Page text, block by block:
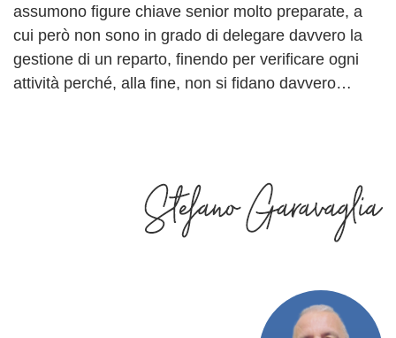
assumono figure chiave senior molto preparate, a
cui però non sono in grado di delegare davvero la
gestione di un reparto, finendo per verificare ogni
attività perché, alla fine, non si fidano davvero…